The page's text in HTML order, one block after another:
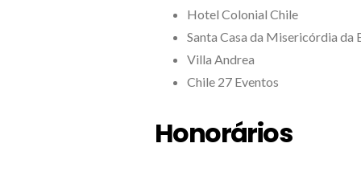
Hotel Colonial Chile
Santa Casa da Misericórdia da
Villa Andrea
Chile 27 Eventos
Honorários